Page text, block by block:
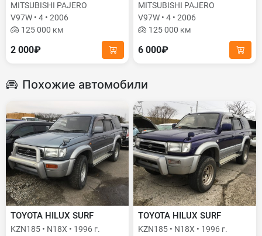
MITSUBISHI PAJERO
V97W • 4 • 2006
125 000 км
2 000₽
MITSUBISHI PAJERO
V97W • 4 • 2006
125 000 км
6 000₽
Похожие автомобили
TOYOTA HILUX SURF
KZN185 • N18X • 1996 г.
TOYOTA HILUX SURF
KZN185 • N18X • 1996 г.